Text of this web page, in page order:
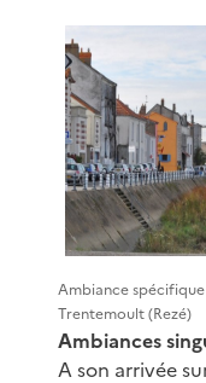
Ambiance
Trentemoult (Rezé)
Ambiances
A son arrivée